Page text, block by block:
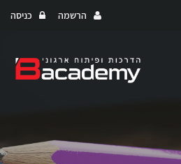
הרשמה כניסה